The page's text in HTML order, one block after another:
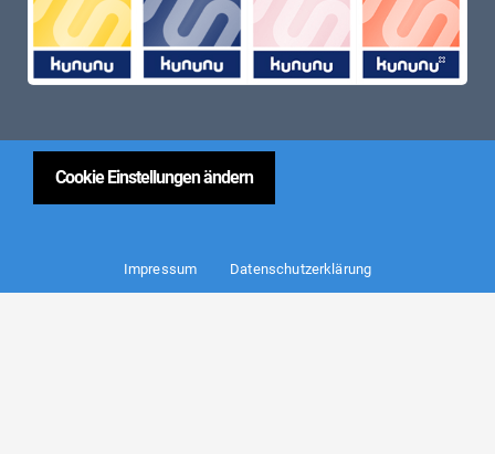
Cookie Einstellungen ändern
Impressum Datenschutzerklärung